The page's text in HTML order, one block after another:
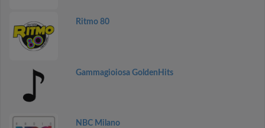
Ritmo 80
Gammagioiosa GoldenHits
NBC Milano